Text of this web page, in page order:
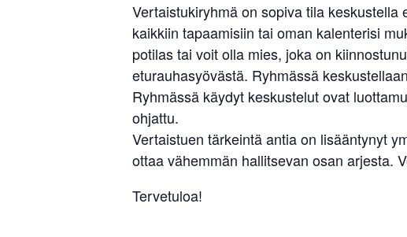
Vertaistukiryhmä on sopiva tila
kaikkiin tapaamisiin tai oman kalenterisi
potilas tai voit olla mies, joka on
eturauhasyövästä. Ryhmässä
Ryhmässä käydyt keskustelut ovat
ohjattu.
Vertaistuen tärkeintä antia on lisääntynyt
ottaa vähemmän hallitsevan osan arjesta.
Tervetuloa!